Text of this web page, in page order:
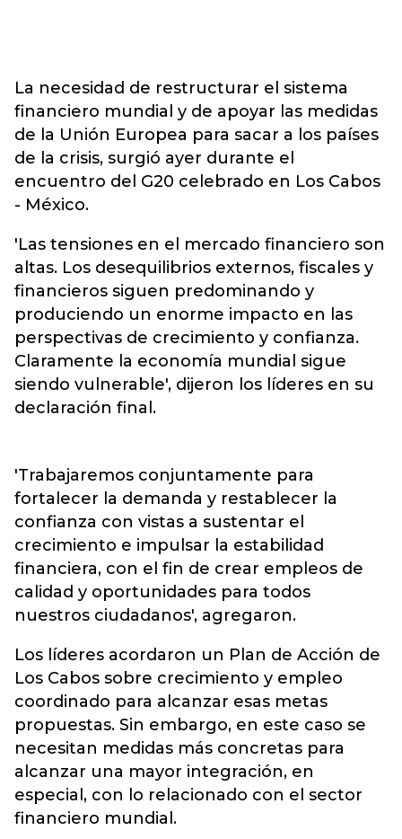
La necesidad de restructurar el sistema
financiero mundial y de apoyar las medidas
de la Unión Europea para sacar a los países
de la crisis, surgió ayer durante el
encuentro del G20 celebrado en Los Cabos
- México.
'Las tensiones en el mercado financiero son
altas. Los desequilibrios externos, fiscales y
financieros siguen predominando y
produciendo un enorme impacto en las
perspectivas de crecimiento y confianza.
Claramente la economía mundial sigue
siendo vulnerable', dijeron los líderes en su
declaración final.
'Trabajaremos conjuntamente para
fortalecer la demanda y restablecer la
confianza con vistas a sustentar el
crecimiento e impulsar la estabilidad
financiera, con el fin de crear empleos de
calidad y oportunidades para todos
nuestros ciudadanos', agregaron.
Los líderes acordaron un Plan de Acción de
Los Cabos sobre crecimiento y empleo
coordinado para alcanzar esas metas
propuestas. Sin embargo, en este caso se
necesitan medidas más concretas para
alcanzar una mayor integración, en
especial, con lo relacionado con el sector
financiero mundial.